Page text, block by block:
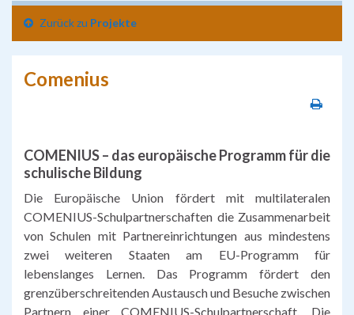
Zurück zu Projekte
Comenius
COMENIUS – das europäische Programm für die
schulische Bildung
Die Europäische Union fördert mit multilateralen
COMENIUS-Schulpartnerschaften die Zusammenarbeit
von Schulen mit Partnereinrichtungen aus mindestens
zwei weiteren Staaten am EU-Programm für
lebenslanges Lernen. Das Programm fördert den
grenzüberschreitenden Austausch und Besuche zwischen
Partnern einer COMENIUS-Schulpartnerschaft. Die